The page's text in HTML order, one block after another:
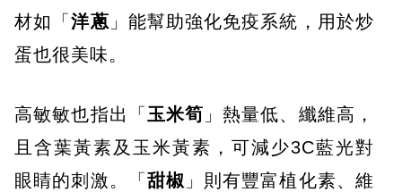
材如「洋蔥 」能幫助強化免疫系統，用於炒
蛋也很美味。
高敏敏也指出「 玉米筍 」熱量低、纖維高，
且含葉黃素及玉米黃素，可減少3C藍光對
眼睛的刺激。「 甜椒 」則有豐富植化素、維